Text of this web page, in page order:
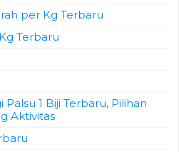
per Kg Terbaru
Terbaru
1 Biji Terbaru, Pilihan
Aktivitas